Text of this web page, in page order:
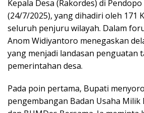
Kepala Desa (Rakordes) di
(24/7/2025), yang dihadiri oleh 171
seluruh penjuru wilayah. Dalam
Anom Widiyantoro menegaskan
yang menjadi landasan penguatan
pemerintahan desa.
Pada poin pertama, Bupati
pengembangan Badan Usaha Milik